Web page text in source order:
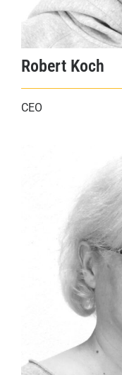
Robert Koch
CEO